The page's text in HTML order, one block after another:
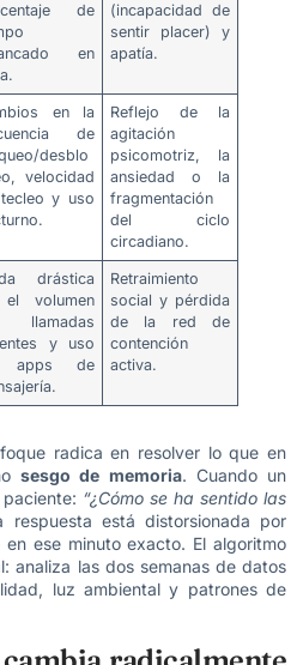
de
en
(incapacidad de
sentir placer) y
apatía.
en la
de
desblo
velocidad
y uso
Reflejo de la
agitación
psicomotriz, la
ansiedad o la
fragmentación
del ciclo
circadiano.
drástica
volumen
llamadas
y uso
apps de
Retraimiento
social y pérdida
de la red de
contención
activa.
radica en resolver lo que en
sesgo de memoria. Cuando un
“¿Cómo se ha sentido las
respuesta está distorsionada por
ese minuto exacto. El algoritmo
analiza las dos semanas de datos
luz ambiental y patrones de